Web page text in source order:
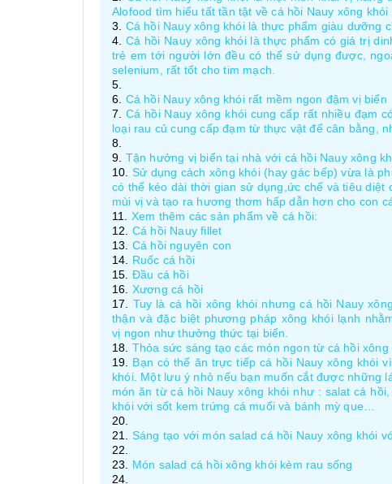
Alofood tìm hiểu tất tần tật về cá hồi Nauy xông
Cá hồi Nauy xông khói là thực phẩm giàu dưỡng
Cá hồi Nauy xông khói là thực phẩm có giá trị
trẻ em tới người lớn đều có thể sử dụng được,
selenium, rất tốt cho tim mạch.
Cá hồi Nauy xông khói rất mềm ngon đậm vị biển
Cá hồi Nauy xông khói cung cấp rất nhiều đạm
loại rau củ cung cấp đạm từ thực vật để cân bằng,
Tận hưởng vị biển tại nhà với cá hồi Nauy xông
Sử dụng cách xông khói (hay gác bếp) vừa là
có thể kéo dài thời gian sử dụng,ức chế và tiêu
mùi vị và tạo ra hương thơm hấp dẫn hơn cho con
Xem thêm các sản phẩm về cá hồi:
Cá hồi Nauy fillet
Cá hồi nguyên con
Ruốc cá hồi
Đầu cá hồi
Xương cá hồi
Tuy là cá hồi xông khói nhưng cá hồi Nauy
thận và đặc biệt phương pháp xông khói lạnh
vị ngon như thưởng thức tại biển.
Thỏa sức sáng tạo các món ngon từ cá hồi xông
Bạn có thể ăn trực tiếp cá hồi Nauy xông khói
khói. Một lưu ý nhỏ nếu bạn muốn cắt được những
món ăn từ cá hồi Nauy xông khói như : salat cá
khói với sốt kem trứng cá muối và bánh mỳ que…
Sáng tạo với món salad cá hồi Nauy xông khói
Món salad cá hồi xông khói kèm rau sống